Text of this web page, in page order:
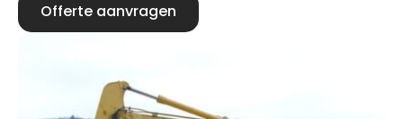
Offerte aanvragen